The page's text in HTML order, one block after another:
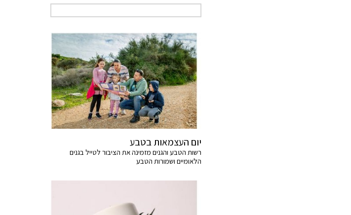
יום העצמאות בטבע
רשות הטבע והגנים מזמינה את הציבור לטייל בגנים
הלאומיים ושמורות הטבע